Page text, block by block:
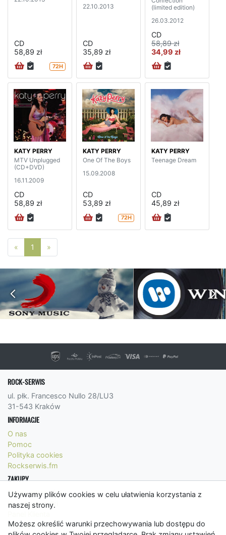
Używamy plików cookies w celu ułatwienia korzystania z
naszej strony.
Możesz określić warunki przechowywania lub dostępu do
CD
58,89 zł
72H
22.10.2013
CD
35,89 zł
(limited edition)
26.03.2012
CD
58,89 zł
34,99 zł
KATY PERRY
MTV Unplugged
(CD+DVD)
16.11.2009
CD
58,89 zł
KATY PERRY
One Of The Boys
15.09.2008
CD
53,89 zł
72H
KATY PERRY
Teenage Dream
CD
45,89 zł
« Poprzednia strona
1 »
ROCK-SERWIS
ul. płk. Francesco Nullo 28/LU3
31-543 Kraków
INFORMACJE
O nas
Pomoc
Polityka cookies
Rockserwis.fm
ZAKUPY
Formy płatności
Koszty wysyłki
Regulamin